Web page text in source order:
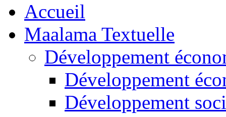
Accueil
Maalama Textuelle
Développement
Développement
Développement